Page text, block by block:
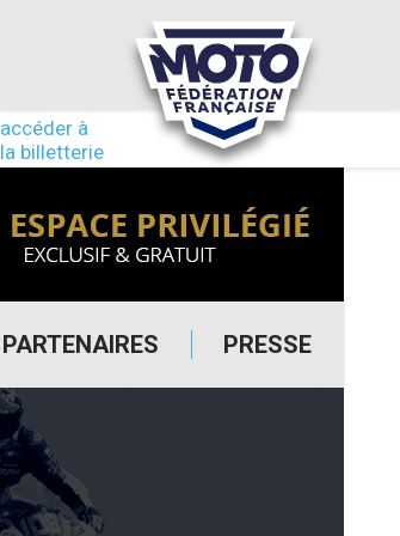
PARTENAIRES PRESSE
accéder à
la billetterie
NEVERS MAGNY-COURS (58)
du 24/09/2026 au 27/09/2026